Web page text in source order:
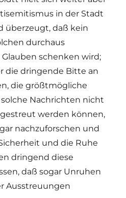
in der Stadt
überzeugt, daß kein
durchaus
schenken wird;
die dringende Bitte an
die größtmögliche
Nachrichten nicht
werden können,
nachzuforschen und
und die Ruhe
dringend diese
daß sogar Unruhen
Ausstreuungen